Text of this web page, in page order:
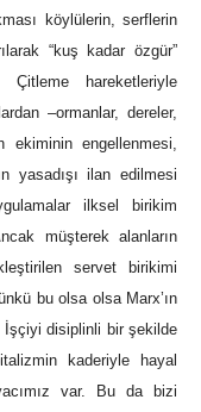
köylülerin, serflerin
“kuş kadar özgür”
hareketleriyle
–ormanlar, dereler,
ekiminin engellenmesi,
yasadışı ilan edilmesi
ilksel birikim
müşterek alanların
servet birikimi
bu olsa olsa Marx’ın
İşçiyi disiplinli bir şekilde
kaderiyle hayal
var. Bu da bizi